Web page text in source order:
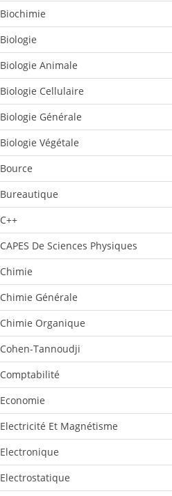
Biochimie
Biologie
Biologie Animale
Biologie Cellulaire
Biologie Générale
Biologie Végétale
Bource
Bureautique
C++
CAPES De Sciences Physiques
Chimie
Chimie Générale
Chimie Organique
Cohen-Tannoudji
Comptabilité
Economie
Electricité Et Magnétisme
Electronique
Electrostatique